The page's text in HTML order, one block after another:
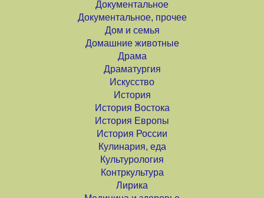
Документальное
Документальное, прочее
Дом и семья
Домашние животные
Драма
Драматургия
Искусство
История
История Востока
История Европы
История России
Кулинария, еда
Культурология
Контркультура
Лирика